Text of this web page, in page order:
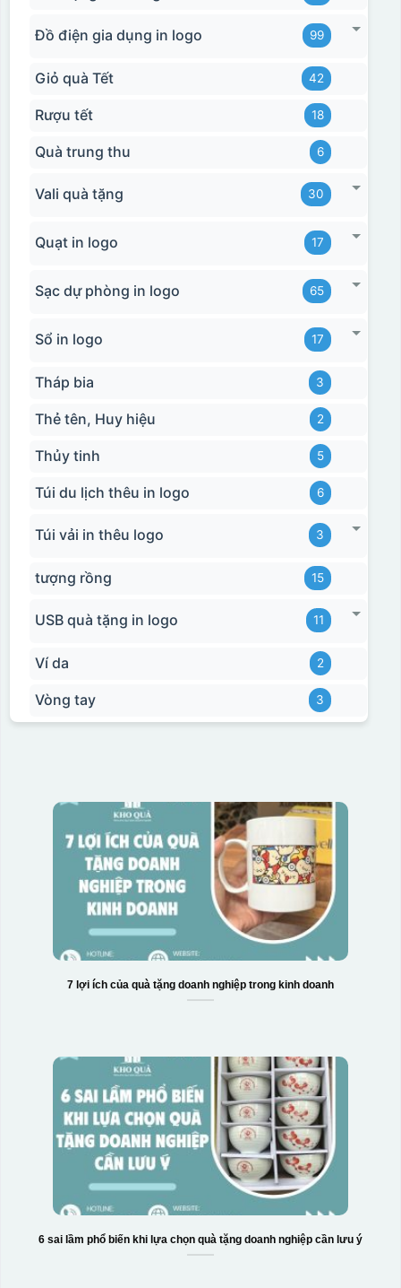
Đồ điện gia dụng in logo 99
Giỏ quà Tết 42
Rượu tết 18
Quà trung thu 6
Vali quà tặng 30
Quạt in logo 17
Sạc dự phòng in logo 65
Sổ in logo 17
Tháp bia 3
Thẻ tên, Huy hiệu 2
Thủy tinh 5
Túi du lịch thêu in logo 6
Túi vải in thêu logo 3
tượng rồng 15
USB quà tặng in logo 11
Ví da 2
Vòng tay 3
7 lợi ích của quà tặng doanh nghiệp trong kinh doanh
6 sai lầm phổ biến khi lựa chọn quà tặng doanh nghiệp cần lưu ý